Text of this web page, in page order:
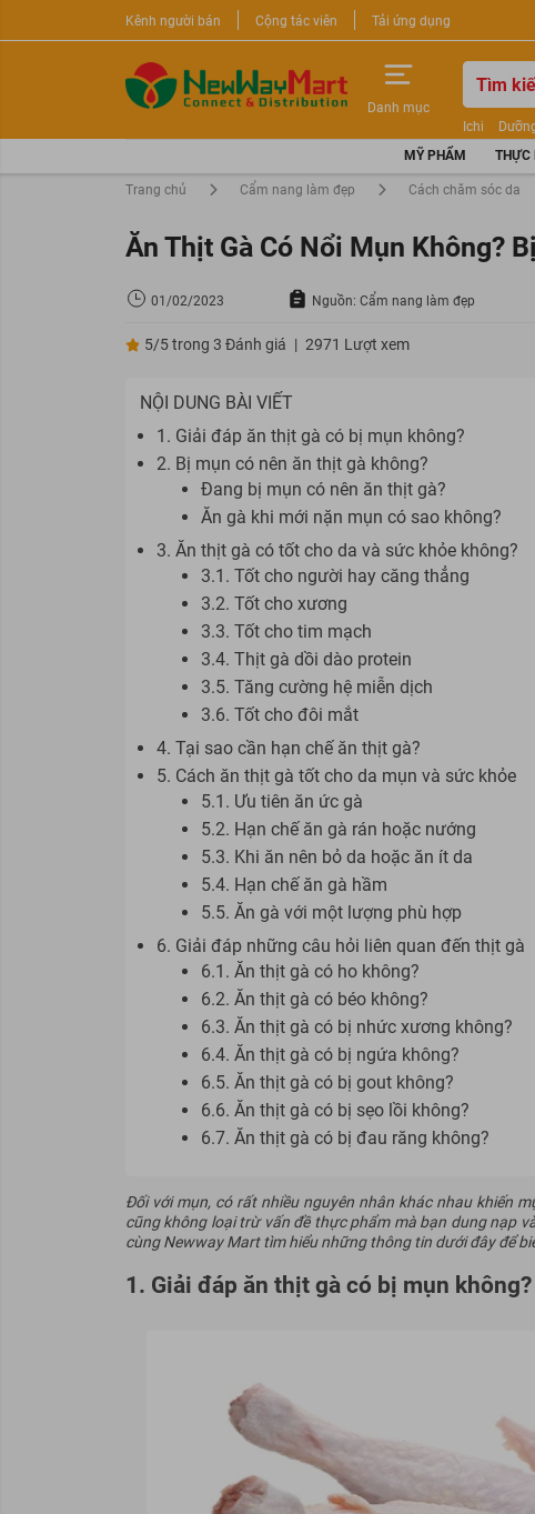
Kênh người bán Cộng tác viên Tải ứng dụng
Danh mục
Ichi
Nước tẩy
Sữa rửa mặt
MỸ PHẨM THỰC
Trang chủ Cẩm nang làm đẹp Cách chăm sóc da
Ăn Thịt Gà Có Nổi Mụn Không?
01/02/2023 Nguồn: Cẩm nang làm đẹp
5/5 trong 3 Đánh giá | 2971 Lượt xem
NỘI DUNG BÀI VIẾT
1. Giải đáp ăn thịt gà có bị mụn không?
2. Bị mụn có nên ăn thịt gà không?
Đang bị mụn có nên ăn thịt gà?
Ăn gà khi mới nặn mụn có sao không?
3. Ăn thịt gà có tốt cho da và sức khỏe không?
3.1. Tốt cho người hay căng thẳng
3.2. Tốt cho xương
3.3. Tốt cho tim mạch
3.4. Thịt gà dồi dào protein
3.5. Tăng cường hệ miễn dịch
3.6. Tốt cho đôi mắt
4. Tại sao cần hạn chế ăn thịt gà?
5. Cách ăn thịt gà tốt cho da mụn và sức khỏe
5.1. Ưu tiên ăn ức gà
5.2. Hạn chế ăn gà rán hoặc nướng
5.3. Khi ăn nên bỏ da hoặc ăn ít da
5.4. Hạn chế ăn gà hầm
5.5. Ăn gà với một lượng phù hợp
6. Giải đáp những câu hỏi liên quan đến thịt gà
6.1. Ăn thịt gà có ho không?
6.2. Ăn thịt gà có béo không?
6.3. Ăn thịt gà có bị nhức xương không?
6.4. Ăn thịt gà có bị ngứa không?
6.5. Ăn thịt gà có bị gout không?
6.6. Ăn thịt gà có bị sẹo lồi không?
6.7. Ăn thịt gà có bị đau răng không?
Đối với mụn, có rất nhiều nguyên nhân khác nhau khiến
cũng không loại trừ vấn đề thực phẩm mà bạn dung nạp
cùng Newway Mart tìm hiểu những thông tin dưới đây để
1. Giải đáp ăn thịt gà có bị mụn không?